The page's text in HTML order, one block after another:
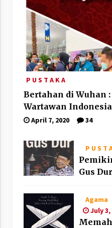
P U S T A K A
Bertahan di Wuhan
Wartawan
Corona
April 7, 2020 34
P U S T
Gus Dur
Agama
July 3,